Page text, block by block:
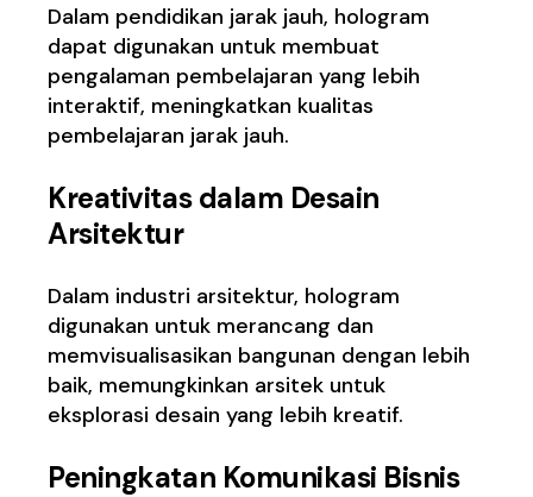
Dalam pendidikan jarak jauh, hologram
dapat digunakan untuk membuat
pengalaman pembelajaran yang lebih
interaktif, meningkatkan kualitas
pembelajaran jarak jauh.
Kreativitas dalam Desain
Arsitektur
Dalam industri arsitektur, hologram
digunakan untuk merancang dan
memvisualisasikan bangunan dengan lebih
baik, memungkinkan arsitek untuk
eksplorasi desain yang lebih kreatif.
Peningkatan Komunikasi Bisnis